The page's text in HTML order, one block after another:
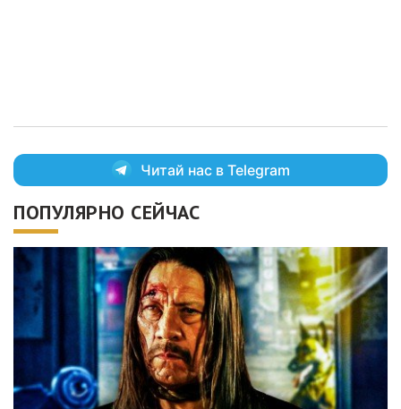
Читай нас в Telegram
ПОПУЛЯРНО СЕЙЧАС